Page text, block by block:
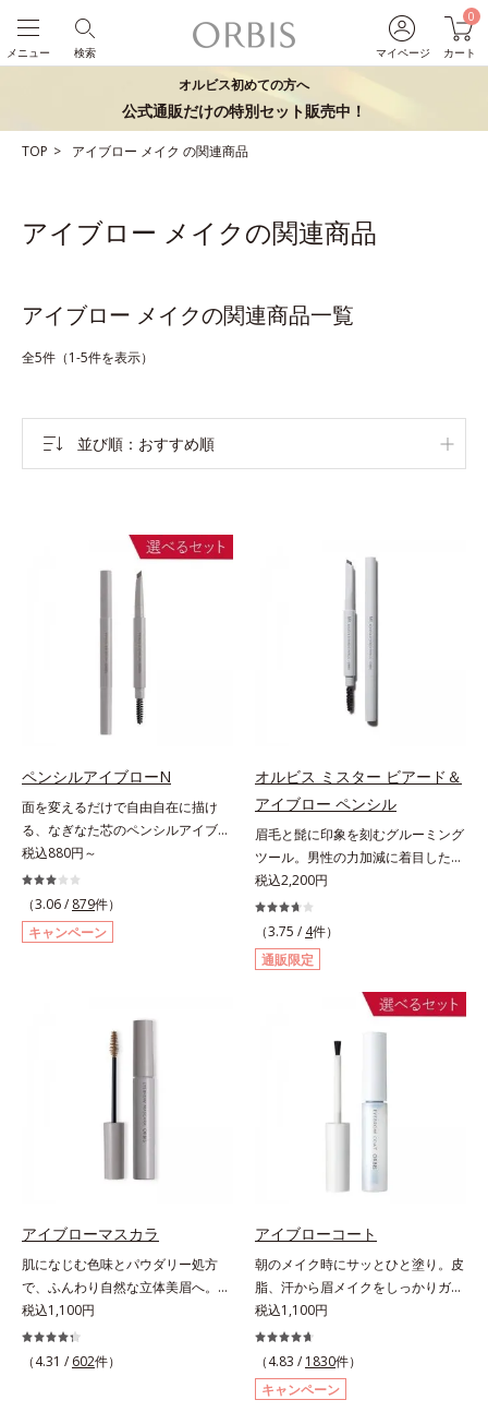
マイページ
0
カート
検索
メニュー
オルビス初めての方へ
公式通販だけの特別セット販売中！
TOP アイブロー メイク の関連商品
アイブロー メイクの関連商品
アイブロー メイクの関連商品一覧
全5件（1-5件を表示）
並び順 おすすめ順
ペンシルアイブローN
面を変えるだけで自由自在に描け
る、なぎなた芯のペンシルアイブロ
ー。角度を変えるだけで自由自在に
描けるペンシルアイブローです。な
ぎなた芯だから、接地面を変えるだ
けで太い線から細い線まで、テクニ
ックいらずで簡単に。スムースライ
ので、毛流れを整えたり、色をなじ
ませたり、ラインをぼかしたりと大
活躍。これ1本で完成度の高い、ふ
んわり眉に仕上がります。※中身を
取り替えられるリフィルをご用意し
税込880円～
（3.06 / 879件）
キャンペーン
オルビス ミスター ビアード＆
アイブロー ペンシル
眉毛と髭に印象を刻むグルーミング
ツール。男性の力加減に着目した絶
妙な柔らかさと肌なじみ・密着感を
計算したフィックスブレード処方
と、テクニック不要で太い部分も細
い部分も自由自在に描き足せるマル
チブレード処方を採用。眉毛を描き
慣れていない男性でも簡単に理想の
眉毛を描くことができます。なりた
い印象や髪色に合わせて選べる2色
展開。ブレイブグレー：きりっとし
黒髪の人におすすめ。スタイリッシ
ュブラウン：柔らかい印象に導くス
タイリッシュブラウン。茶色味がか
のスクリューブラシで毛流れを整え
た後、中央から眉山に向かって眉毛
の隙間を埋めるように描きます。②
眉山から眉尻へ描き、眉頭を整えま
す。③最後に、スクリューブラシで
全体を軽くぼかします。■ヒゲやも
みあげに使用する場合①付属のスク
リューブラシで毛流れを整えた後、
税込2,200円
（3.75 / 4件）
通販限定
アイブローマスカラ
肌になじむ色味とパウダリー処方
で、ふんわり自然な立体美眉へ。使
いやすさと仕上がりの美しさを追求
した眉マスカラです。日本人の肌に
自然になじむ、色調と彩度にこだわ
税込1,100円
（4.31 / 602件）
アイブローコート
朝のメイク時にサッとひと塗り。皮
脂、汗から眉メイクをしっかりガー
ド！。メイク時に描いた眉の上から
サッとひと塗りするだけで、描いた
ままの美しい眉を長時間キープしま
す。汗、皮脂、こすれなどから美し
い眉をしっかり守るウォータープル
税込1,100円
（4.83 / 1830件）
キャンペーン